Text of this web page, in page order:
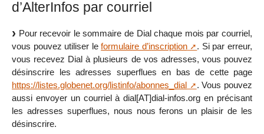
d’AlterInfos par courriel
Pour recevoir le sommaire de Dial chaque mois par courriel,
vous pouvez utiliser leformulaire d’inscription
. Si par erreur,
vous recevez Dial à plusieurs de vos adresses, vous pouvez
désinscrire les adresses superflues en bas de cette page
https://listes.globenet.org/listinfo/abonnes_dial
. Vous pouvez
aussi envoyer un courriel à dial[AT]dial-infos.org en précisant
les adresses superflues, nous nous ferons un plaisir de les
désinscrire.